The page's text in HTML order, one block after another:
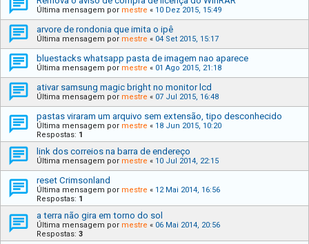
Última mensagem por mestre « 10 Dez 2015, 15:49
arvore de rondonia que imita o ipê
Última mensagem por mestre « 04 Set 2015, 15:17
bluestacks whatsapp pasta de imagem nao aparece
Última mensagem por mestre « 01 Ago 2015, 21:18
ativar samsung magic bright no monitor lcd
Última mensagem por mestre « 07 Jul 2015, 16:48
pastas viraram um arquivo sem extensão, tipo desconhecido
Última mensagem por mestre « 18 Jun 2015, 10:20
Respostas: 1
link dos correios na barra de endereço
Última mensagem por mestre « 10 Jul 2014, 22:15
reset Crimsonland
Última mensagem por mestre « 12 Mai 2014, 16:56
Respostas: 1
a terra não gira em torno do sol
Última mensagem por mestre « 06 Mai 2014, 20:56
Respostas: 3